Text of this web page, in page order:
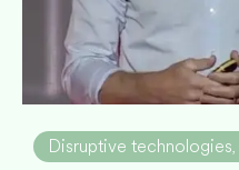
Disruptive technologies,